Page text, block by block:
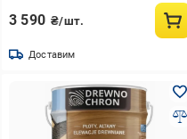
3 590 ₴/шт.
Доставим